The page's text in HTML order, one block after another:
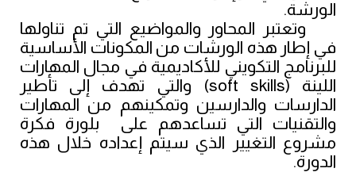
الورشة.
وتعتبر المحاور والمواضيع التي تم تناولها
في إطار هذه الورشات من المكونات الأساسية
للبرنامج التكويني للأكاديمية في مجال المهارات
اللينة (soft skills
) والتي تهدف إلى تأطير
الدارسات والدارسين وتمكينهم من المهارات
والتقنيات التي تساعدهم على بلورة فكرة
مشروع التغيير الذي سيتم إعداده خلال هذه
الدورة.